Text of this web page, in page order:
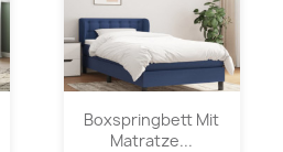
Boxspringbett Mit
Matratze...